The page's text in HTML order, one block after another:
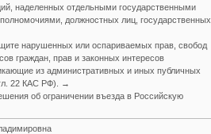
наделенных отдельными государственными
должностных лиц, государственных
нарушенных или оспариваемых прав, свобод
граждан, прав и законных интересов
из административных и иных публичных
22 КАС РФ). →
об ограничении въезда в Российскую